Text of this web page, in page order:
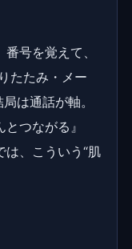
号を覚えて、
たたみ・メー
は通話が軸。
つながる』
は、こういう“肌